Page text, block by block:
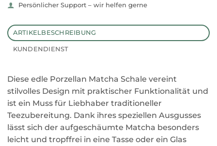
Persönlicher Support – wir helfen gerne
ARTIKELBESCHREIBUNG
KUNDENDIENST
Diese edle Porzellan Matcha Schale vereint
stilvolles Design mit praktischer Funktionalität und
ist ein Muss für Liebhaber traditioneller
Teezubereitung. Dank ihres speziellen Ausgusses
lässt sich der aufgeschäumte Matcha besonders
leicht und tropffrei in eine Tasse oder ein Glas